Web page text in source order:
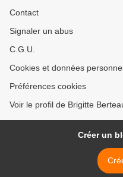
Contact
Signaler un abus
C.G.U.
Cookies et données
Préférences cookies
Voir le profil de Brigitte
Créer un